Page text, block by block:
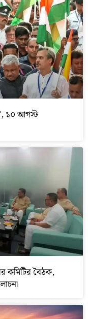
১০ আগস্ট
কমিটির বৈঠক,